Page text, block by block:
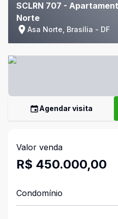
SCLRN 707 -
Norte
Asa Norte, Brasília - DF
Agendar visita
Valor venda
R$ 450.000,00
Condomínio